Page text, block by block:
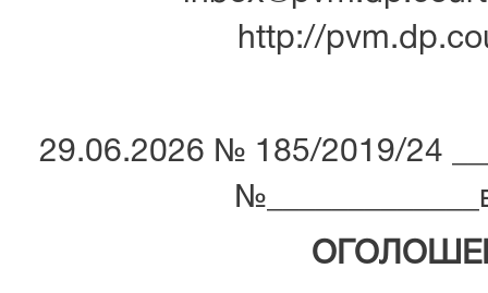
http://
29.06.2026 № 185/2019/24